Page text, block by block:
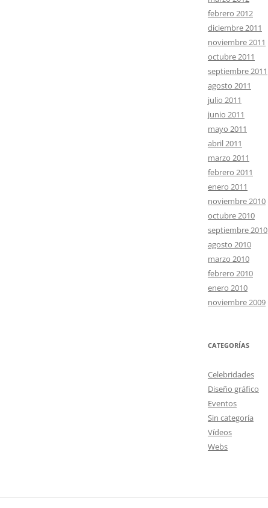
febrero 2012
diciembre 2011
noviembre 2011
octubre 2011
septiembre 2011
agosto 2011
julio 2011
junio 2011
mayo 2011
abril 2011
marzo 2011
febrero 2011
enero 2011
noviembre 2010
octubre 2010
septiembre 2010
agosto 2010
marzo 2010
febrero 2010
enero 2010
noviembre 2009
CATEGORÍAS
Celebridades
Diseño gráfico
Eventos
Sin categoría
Vídeos
Webs